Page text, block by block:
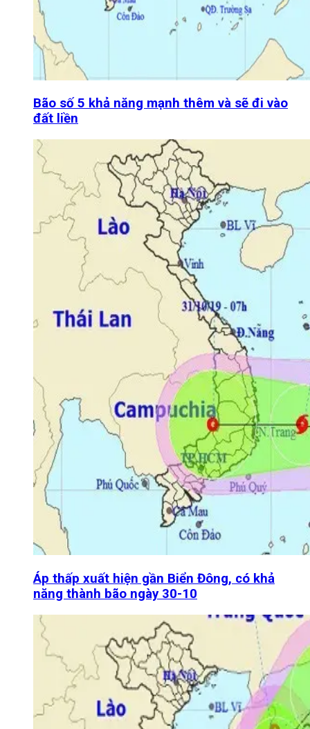
Bão số 5 khả năng mạnh thêm và sẽ đi vào
đất liền
Áp thấp xuất hiện gần Biển Đông, có khả
năng thành bão ngày 30-10